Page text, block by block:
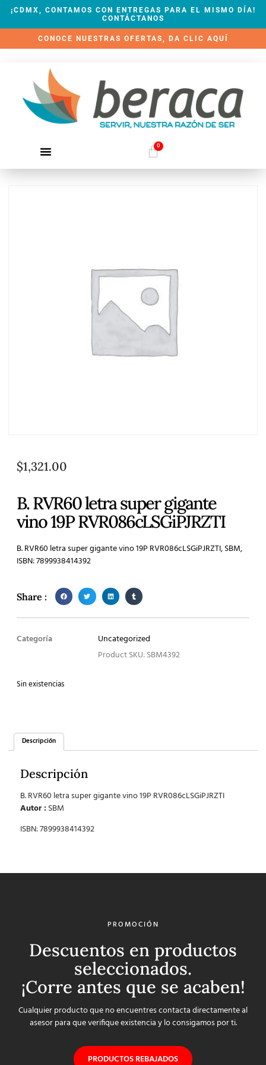
¡CDMX, CONTAMOS CON ENTREGAS PARA EL MISMO DÍA!
CONTÁCTANOS
CONOCE NUESTRAS OFERTAS, DA CLIC AQUÍ
0
$1,321.00
B. RVR60 letra super gigante
vino 19P RVR086cLSGiPJRZTI
B. RVR60 letra super gigante vino 19P RVR086cLSGiPJRZTI, SBM,
ISBN: 7899938414392
Share :
Categoría
Uncategorized
Product SKU: SBM4392
Sin existencias
Descripción
Descripción
B. RVR60 letra super gigante vino 19P RVR086cLSGiPJRZTI
Autor :SBM
ISBN: 7899938414392
PROMOCIÓN
Descuentos en productos
seleccionados.
¡Corre antes que se acaben!
Cualquier producto que no encuentres contacta directamente al
asesor para que verifique existencia y lo consigamos por ti.
PRODUCTOS REBAJADOS